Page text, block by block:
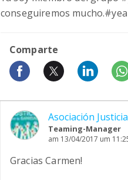
conseguiremos
Comparte
Asociación
Teaming-Manager
am 13/04/2017 um
Gracias Carmen!